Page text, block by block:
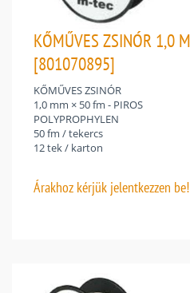
KŐMŰVES ZSINÓR 1,0
[801070895]
KŐMŰVES ZSINÓR
1,0 mm × 50 fm - PIROS
POLYPROPHYLEN
50 fm / tekercs
12 tek / karton
Árakhoz kérjük jelentkezzen be!